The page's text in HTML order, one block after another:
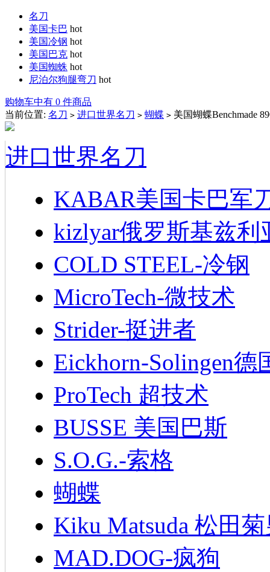
名刀
美国卡巴 hot
美国冷钢 hot
美国巴克 hot
美国蜘蛛 hot
尼泊尔狗腿弯刀 hot
购物车中有 0 件商品
当前位置: 名刀 > 进口世界名刀 > 蝴蝶 > 美国蝴蝶Benchmade
进口世界名刀
KABAR美国卡巴军
kizlyar俄罗斯基兹利
COLD STEEL-冷钢
MicroTech-微技术
Strider-挺进者
Eickhorn-Solingen德
ProTech 超技术
BUSSE 美国巴斯
S.O.G.-索格
蝴蝶
Kiku Matsuda 松田
MAD.DOG-疯狗